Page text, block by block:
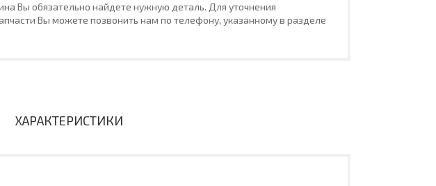
Вы обязательно найдете нужную деталь. Для уточнения
Вы можете позвонить нам по телефону, указанному в разделе
ХАРАКТЕРИСТИКИ